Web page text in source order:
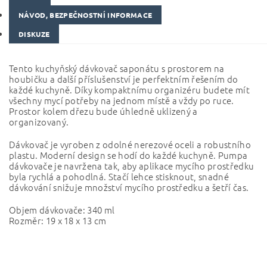
NÁVOD, BEZPEČNOSTNÍ INFORMACE
DISKUZE
Tento kuchyňský dávkovač saponátu s prostorem na
houbičku a další příslušenství je perfektním řešením do
každé kuchyně. Díky kompaktnímu organizéru budete mít
všechny mycí potřeby na jednom místě a vždy po ruce.
Prostor kolem dřezu bude úhledně uklizený a
organizovaný.
Dávkovač je vyroben z odolné nerezové oceli a robustního
plastu. Moderní design se hodí do každé kuchyně. Pumpa
dávkovače je navržena tak, aby aplikace mycího prostředku
byla rychlá a pohodlná. Stačí lehce stisknout, snadné
dávkování snižuje množství mycího prostředku a šetří čas.
Objem dávkovače: 340 ml
Rozměr: 19 x 18 x 13 cm